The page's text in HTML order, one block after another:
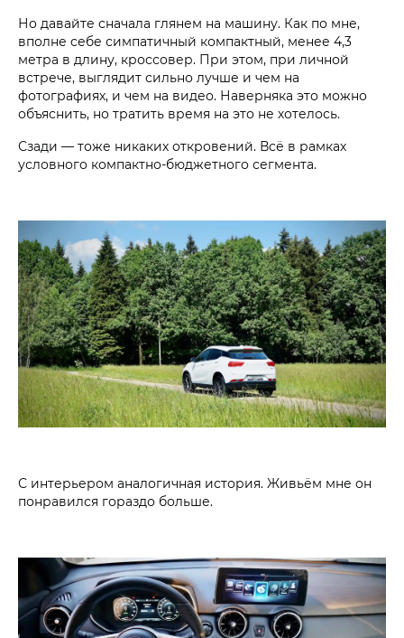
Но давайте сначала глянем на машину. Как по мне,
вполне себе симпатичный компактный, менее 4,3
метра в длину, кроссовер. При этом, при личной
встрече, выглядит сильно лучше и чем на
фотографиях, и чем на видео. Наверняка это можно
объяснить, но тратить время на это не хотелось.
Сзади — тоже никаких откровений. Всё в рамках
условного компактно-бюджетного сегмента.
С интерьером аналогичная история. Живьём мне он
понравился гораздо больше.